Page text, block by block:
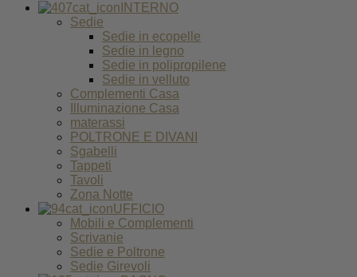
INTERNO
Sedie
Sedie in ecopelle
Sedie in legno
Sedie in polipropilene
Sedie in velluto
Complementi Casa
Illuminazione Casa
materassi
POLTRONE E DIVANI
Sgabelli
Tappeti
Tavoli
Zona Notte
UFFICIO
Mobili e Complementi
Scrivanie
Sedie e Poltrone
Sedie Girevoli